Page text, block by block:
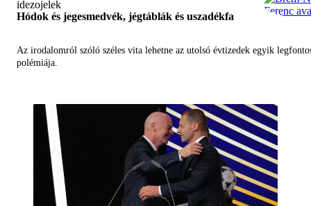
Hódok és jegesmedvék, jégtáblák és uszadékfa
Az irodalomról szóló széles vita lehetne az utolsó évtizedek egyik
polémiája.